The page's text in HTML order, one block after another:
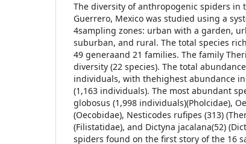
The diversity of anthropogenic spiders in
Guerrero, Mexico was studied using a
4sampling zones: urban with a garden,
suburban, and rural. The total species
49 generaand 21 families. The family
diversity (22 species). The total
individuals, with thehighest abundance
(1,163 individuals). The most abundant
globosus (1,998 individuals)(Pholcidae),
(Oecobidae), Nesticodes rufipes (313)
(Filistatidae), and Dictyna jacalana(52)
spiders found on the first story of the 16